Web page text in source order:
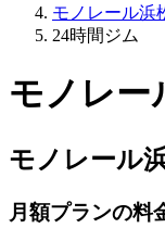
モノレール浜
24時間ジム
モノレー
モノレール
月額プランの料